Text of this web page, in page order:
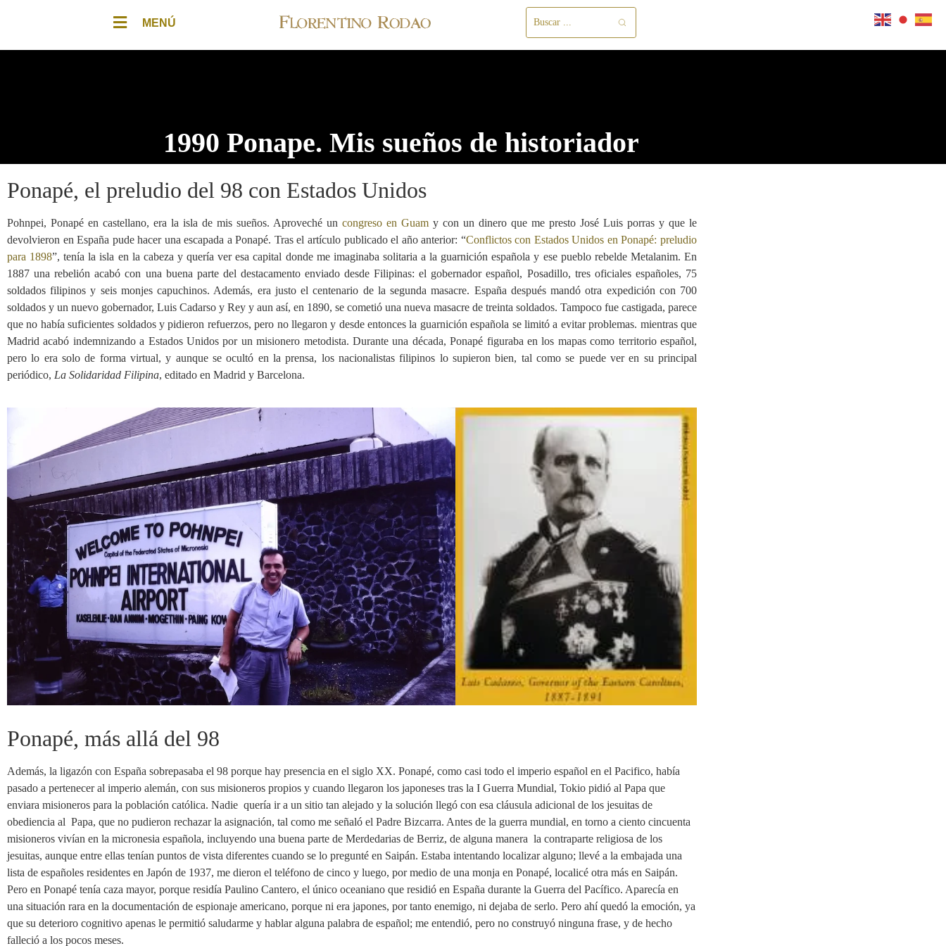
MENÚ
1990 Ponape. Mis sueños de historiador
Ponapé, el preludio del 98 con Estados Unidos
Pohnpei, Ponapé en castellano, era la isla de mis sueños. Aproveché un congreso en Guam y con un dinero que me presto José Luis porras y que le
devolvieron en España pude hacer una escapada a Ponapé. Tras el artículo publicado el año anterior: “Conflictos con Estados Unidos en Ponapé: preludio
para 1898”, tenía la isla en la cabeza y quería ver esa capital donde me imaginaba solitaria a la guarnición española y ese pueblo rebelde Metalanim. En
1887 una rebelión acabó con una buena parte del destacamento enviado desde Filipinas: el gobernador español, Posadillo, tres oficiales españoles, 75
soldados filipinos y seis monjes capuchinos. Además, era justo el centenario de la segunda masacre. España después mandó otra expedición con 700
soldados y un nuevo gobernador, Luis Cadarso y Rey y aun así, en 1890, se cometió una nueva masacre de treinta soldados. Tampoco fue castigada, parece
que no había suficientes soldados y pidieron refuerzos, pero no llegaron y desde entonces la guarnición española se limitó a evitar problemas. mientras que
Madrid acabó indemnizando a Estados Unidos por un misionero metodista. Durante una década, Ponapé figuraba en los mapas como territorio español,
pero lo era solo de forma virtual, y aunque se ocultó en la prensa, los nacionalistas filipinos lo supieron bien, tal como se puede ver en su principal
periódico, La Solidaridad Filipina, editado en Madrid y Barcelona.
Ponapé, más allá del 98
Además, la ligazón con España sobrepasaba el 98 porque hay presencia en el siglo XX. Ponapé, como casi todo el imperio español en el Pacifico, había
pasado a pertenecer al imperio alemán, con sus misioneros propios y cuando llegaron los japoneses tras la I Guerra Mundial, Tokio pidió al Papa que
enviara misioneros para la población católica. Nadie quería ir a un sitio tan alejado y la solución llegó con esa cláusula adicional de los jesuitas de
obediencia al Papa, que no pudieron rechazar la asignación, tal como me señaló el Padre Bizcarra. Antes de la guerra mundial, en torno a ciento cincuenta
misioneros vivían en la micronesia española, incluyendo una buena parte de Merdedarias de Berriz, de alguna manera la contraparte religiosa de los
jesuitas, aunque entre ellas tenían puntos de vista diferentes cuando se lo pregunté en Saipán. Estaba intentando localizar alguno; llevé a la embajada una
lista de españoles residentes en Japón de 1937, me dieron el teléfono de cinco y luego, por medio de una monja en Ponapé, localicé otra más en Saipán.
Pero en Ponapé tenía caza mayor, porque residía Paulino Cantero, el único oceaniano que residió en España durante la Guerra del Pacífico. Aparecía en
una situación rara en la documentación de espionaje americano, porque ni era japones, por tanto enemigo, ni dejaba de serlo. Pero ahí quedó la emoción, ya
que su deterioro cognitivo apenas le permitió saludarme y hablar alguna palabra de español; me entendió, pero no construyó ninguna frase, y de hecho
falleció a los pocos meses.